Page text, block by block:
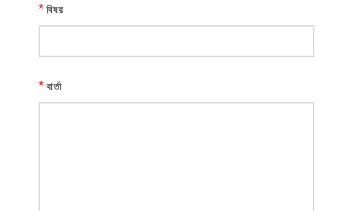
* বিষয়
* বার্তা